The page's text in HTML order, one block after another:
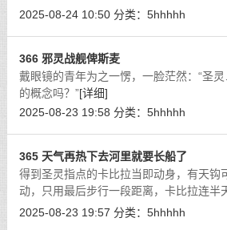
[详细]
2025-08-24 10:50 分类： 5hhhhh
366 邪灵战舰俾斯麦
戴眼镜的青年为之一愣，一脸茫然：“圣
的概念吗？”[详细]
2025-08-23 19:58 分类： 5hhhhh
365 天气再热下去河里就要长船了
得到圣灵指点的卡比拉当即动身，有天钩
动，只用最后步行一段距离，卡比拉连半
出了德意志大森林。[详细]
2025-08-23 19:57 分类： 5hhhhh